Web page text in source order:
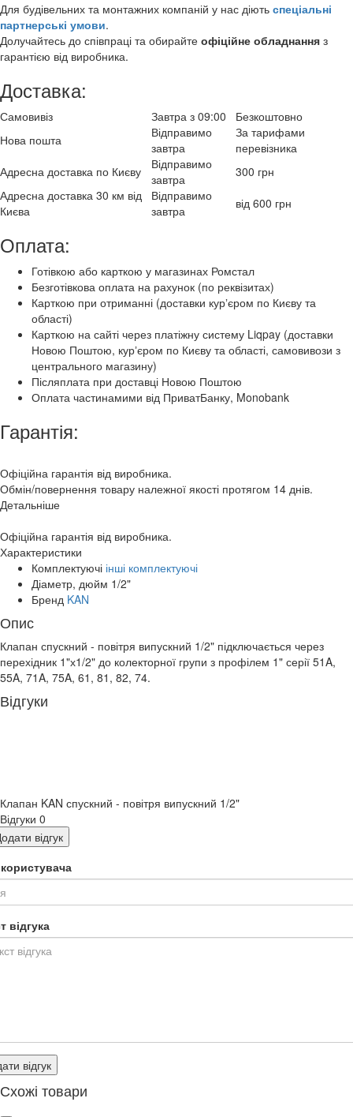
Для будівельних та монтажних компаній у нас діють спеціальні
партнерські умови.
Долучайтесь до співпраці та обирайте офіційне обладнання з
гарантією від виробника.
Доставка:
Самовивіз Завтра з 09:00
Безкоштовно
Нова пошта
Відправимо
завтра
За тарифами
перевізника
Адресна доставка по Києву
Відправимо
завтра
300 грн
Адресна доставка 30 км від
Києва
Відправимо
завтра
від 600 грн
Оплата:
Готівкою або карткою у магазинах Ромстал
Безготівкова оплата на рахунок (по реквізитах)
Карткою при отриманні (доставки курʼєром по Києву та
області)
Карткою на сайті через платіжну систему Liqpay (доставки
Новою Поштою, курʼєром по Києву та області, самовивози з
центрального магазину)
Післяплата при доставці Новою Поштою
Оплата частинамими від ПриватБанку, Monobank
Гарантія:
Офіційна гарантія від виробника.
Обмін/повернення товару належної якості протягом 14 днів.
Детальніше
Офіційна гарантія від виробника.
Характеристики
Комплектуючі інші комплектуючі
Діаметр, дюйм 1/2"
Бренд KAN
Опис
Клапан спускний - повітря випускний 1/2" підключається через
перехідник 1"х1/2" до колекторної групи з профілем 1" серії 51A,
55A, 71A, 75A, 61, 81, 82, 74.
Відгуки
Клапан KAN спускний - повітря випускний 1/2"
Відгуки 0
відгук
відгука
відгук
Схожі товари